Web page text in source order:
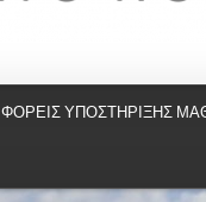
ΦΟΡΕΙΣ ΥΠΟΣΤΗΡΙΞΗΣ